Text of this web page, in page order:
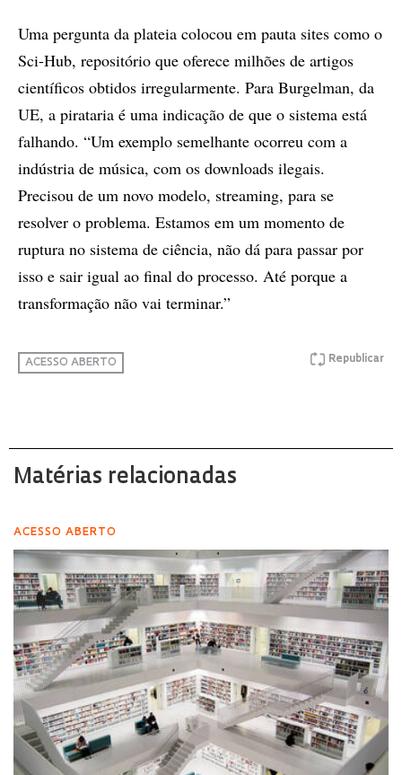
Uma pergunta da plateia colocou em pauta sites como o
Sci-Hub, repositório que oferece milhões de artigos
científicos obtidos irregularmente. Para Burgelman, da
UE, a pirataria é uma indicação de que o sistema está
falhando. “Um exemplo semelhante ocorreu com a
indústria de música, com os downloads ilegais.
Precisou de um novo modelo, streaming, para se
resolver o problema. Estamos em um momento de
ruptura no sistema de ciência, não dá para passar por
isso e sair igual ao final do processo. Até porque a
transformação não vai terminar.”
Republicar
ACESSO ABERTO